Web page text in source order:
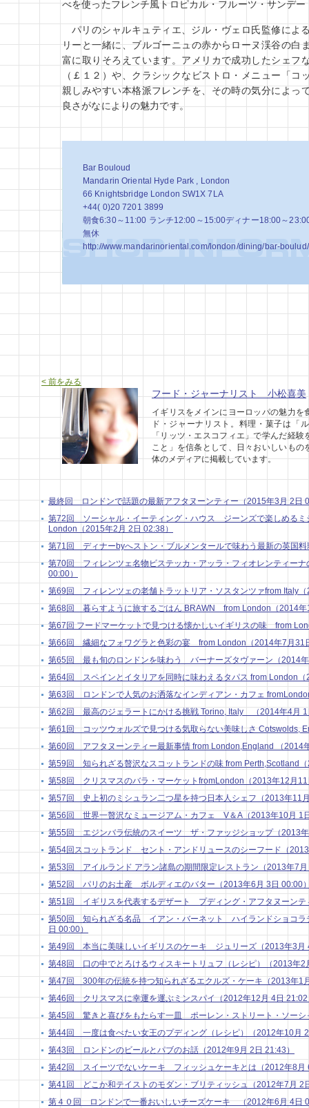
べを使ったフレンチ風トロピカル・フルーツ・サンデー
パリのシャルキュティエ、ジル・ヴェロ氏監修によ
リーと一緒に、ブルゴーニュの赤からローヌ渓谷の白
富に取りそろえています。アメリカで成功したシェフ
（￡１２）や、クラシックなビストロ・メニュー「コ
親しみやすい本格派フレンチを、その時の気分によっ
良さがなによりの魅力です。
Bar Bouloud
Mandarin Oriental Hyde Park , London
66 Knightsbridge London SW1X 7LA
+44( 0)20 7201 3899
朝食6:30～11:00 ランチ12:00～15:00ディナー18:00～
無休
http://www.mandarinoriental.com/london/dining/bar-boulud/
< 前をみる
フード・ジャーナリスト 小松喜美
イギリスをメインにヨーロッパの魅力を
ド・ジャーナリスト。料理・菓子は「
「リッツ・エスコフィエ」で学んだ経験
こと」を信条として、日々おいしいもの
体のメディアに掲載しています。
最終回 ロンドンで話題の最新アフタヌーンティー（2015年3月 2日
第72回 ソーシャル・イーティング・ハウス ジーンズで楽しめるミ
London（2015年2月 2日 02:38）
第71回 ディナーbyへストン・ブルメンタールで味わう最新の英国
第70回 フィレンツェ名物ビステッカ・アッラ・フィオレンティー
00:00）
第69回 フィレンツェの老舗トラットリア・ソスタンツァfrom Italy
第68回 暮らすように旅するごはん BRAWN from London（2014年
第67回 フードマーケットで見つける懐かしいイギリスの味 from
第66回 繊細なフォワグラと色彩の宴 from London（2014年7月31
第65回 最も旬のロンドンを味わう バーナーズタヴァーン（2014
第64回 スペインとイタリアを同時に味わえるタパス from London（
第63回 ロンドンで人気のお洒落なインディアン・カフェ
第62回 最高のジェラートにかける挑戦 Torino, Italy （2014年4月 1
第61回 コッツウォルズで見つける気取らない美味しさ Cotswolds,
第60回 アフタヌーンティー最新事情 from London,England （2014
第59回 知られざる贅沢なスコットランドの味 from Perth,Scotland
第58回 クリスマスのバラ・マーケットfromLondon（2013年12月11
第57回 史上初のミシュラン二つ星を持つ日本人シェフ（2013年11
第56回 世界一贅沢なミュージアム・カフェ V＆A（2013年10月 1
第55回 エジンバラ伝統のスイーツ ザ・ファッジショップ（2013
第54回スコットランド セント・アンドリュースのシーフード（
第53回 アイルランド アラン諸島の期間限定レストラン（2013年7
第52回 パリのお土産 ボルディエのバター（2013年6月 3日 00:00
第51回 イギリスを代表するデザート プディング・アフタヌーンテ
第50回 知られざる名品 イアン・バーネット ハイランドショコラ
日 00:00）
第49回 本当に美味しいイギリスのケーキ ジュリーズ（2013年3月
第48回 口の中でとろけるウィスキートリュフ（レシピ）（2013年2
第47回 300年の伝統を持つ知られざるエクルズ・ケーキ（2013年1
第46回 クリスマスに幸運を運ぶミンスパイ（2012年12月 4日 21:02
第45回 驚きと喜びをもたらす一皿 ポーレン・ストリート・ソー
第44回 一度は食べたい女王のプディング（レシピ）（2012年10月
第43回 ロンドンのビールとパブのお話（2012年9月 2日 21:43）
第42回 スイーツでないケーキ フィッシュケーキとは（2012年8月
第41回 どこか和テイストのモダン・ブリティッシュ（2012年7月 2
第４０回 ロンドンで一番おいしいチーズケーキ （2012年6月 4日